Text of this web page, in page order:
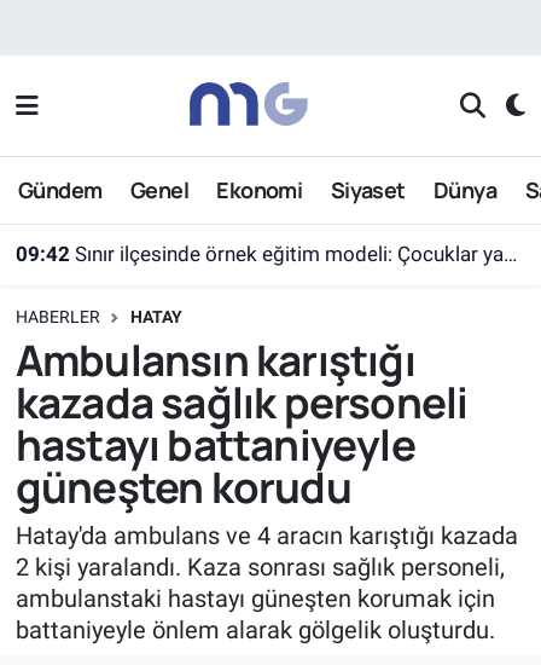
Gündem Genel Ekonomi Siyaset Dünya
09:42 Sınır ilçesinde örnek eğitim modeli: Çocuklar yazın ekran yerine etkinlikleri seçti
HABERLER HATAY
Ambulansın karıştığı
kazada sağlık personeli
hastayı battaniyeyle
güneşten korudu
Hatay'da ambulans ve 4 aracın karıştığı kazada
2 kişi yaralandı. Kaza sonrası sağlık personeli,
ambulanstaki hastayı güneşten korumak için
battaniyeyle önlem alarak gölgelik oluşturdu.
Nöbetçi Eczaneler
Hava Durumu
Süper Lig Puan Durumu ve Fikstür
Tüm Manşetler
Son Dakika Haberleri
Haber Arşivi